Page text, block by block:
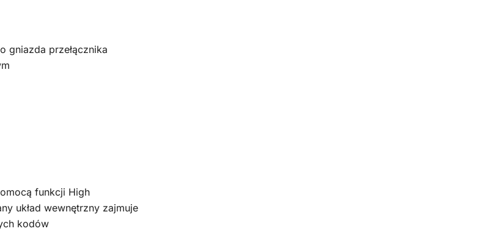
gniazda przełącznika
funkcji High
układ wewnętrzny zajmuje
kodów